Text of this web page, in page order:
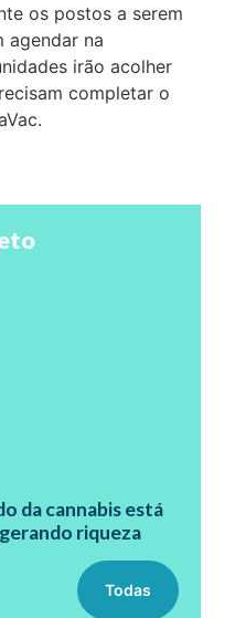
os postos a serem
agendar na
irão acolher
completar o
da cannabis está
riqueza
Todas